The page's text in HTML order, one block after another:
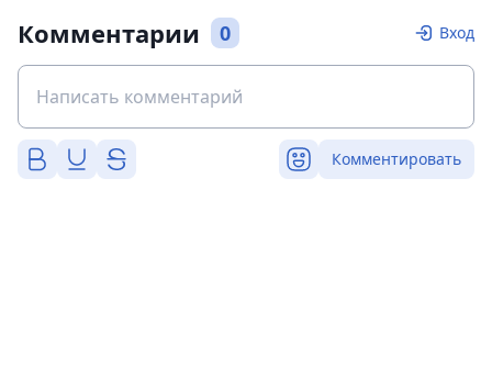
Комментарии 0 Вход
Комментировать